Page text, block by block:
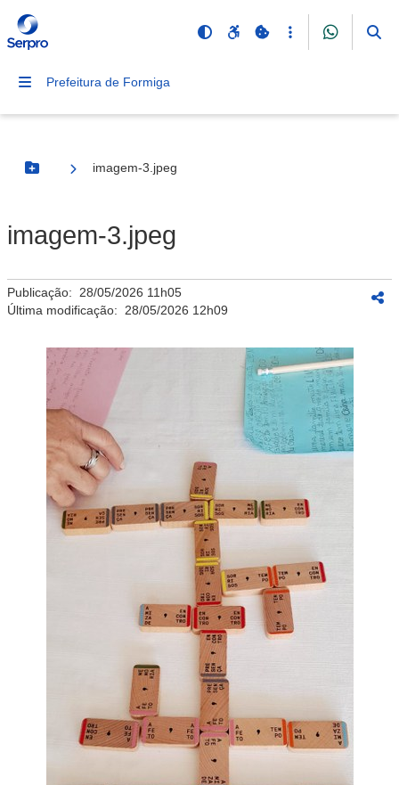
Prefeitura de Formiga
Botão Menu
imagem-3.jpeg
imagem-3.jpeg
Publicação: 28/05/2026 11h05
Última modificação: 28/05/2026 12h09